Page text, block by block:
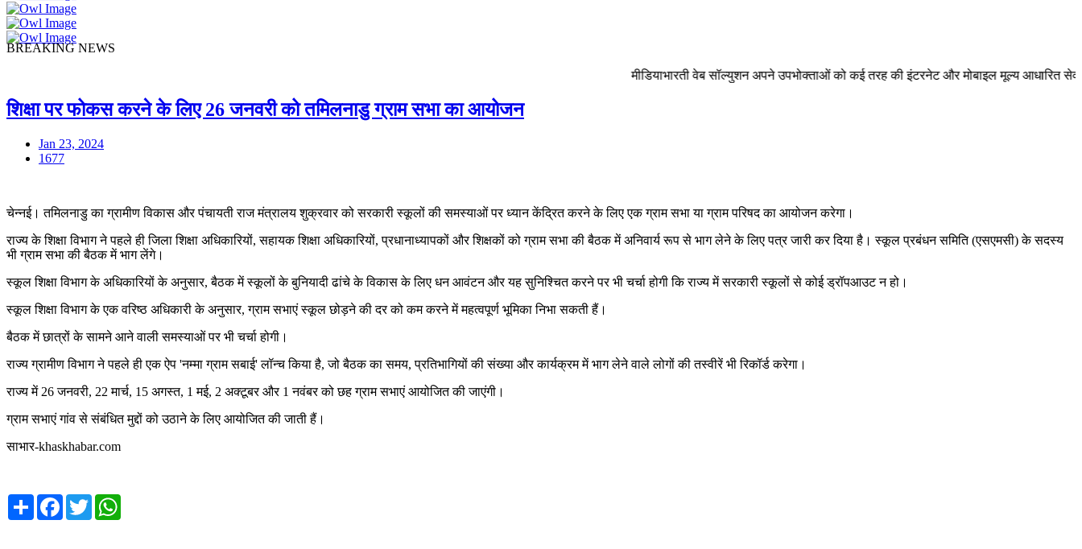
BREAKING NEWS
मीडियाभारती वेब सॉल्युशन अपने उपभोक्ताओं को कई तरह की इंटरनेट और मोबाइल मूल्य आधारित सेवाएं मुहैया
शिक्षा पर फोकस करने के लिए 26 जनवरी को तमिलनाडु ग्राम सभा का आयोजन
Jan 23, 2024
1677
चेन्नई। तमिलनाडु का ग्रामीण विकास और पंचायती राज मंत्रालय शुक्रवार को सरकारी स्कूलों की समस्याओं पर ध्यान केंद्रित करने के लिए एक ग्राम सभा या ग्राम परिषद का आयोजन करेगा।
राज्य के शिक्षा विभाग ने पहले ही जिला शिक्षा अधिकारियों, सहायक शिक्षा अधिकारियों, प्रधानाध्यापकों और शिक्षकों को ग्राम सभा की बैठक में अनिवार्य रूप से भाग लेने के लिए पत्र जारी कर दिया है। स्कूल प्रबंधन समिति (एसएमसी) के सदस्य
भी ग्राम सभा की बैठक में भाग लेंगे।
स्कूल शिक्षा विभाग के अधिकारियों के अनुसार, बैठक में स्कूलों के बुनियादी ढांचे के विकास के लिए धन आवंटन और यह सुनिश्चित करने पर भी चर्चा होगी कि राज्य में सरकारी स्कूलों से कोई ड्रॉपआउट न हो।
स्कूल शिक्षा विभाग के एक वरिष्ठ अधिकारी के अनुसार, ग्राम सभाएं स्कूल छोड़ने की दर को कम करने में महत्वपूर्ण भूमिका निभा सकती हैं।
बैठक में छात्रों के सामने आने वाली समस्याओं पर भी चर्चा होगी।
राज्य ग्रामीण विभाग ने पहले ही एक ऐप 'नम्मा ग्राम सबाई' लॉन्च किया है, जो बैठक का समय, प्रतिभागियों की संख्या और कार्यक्रम में भाग लेने वाले लोगों की तस्वीरें भी रिकॉर्ड करेगा।
राज्य में 26 जनवरी, 22 मार्च, 15 अगस्त, 1 मई, 2 अक्टूबर और 1 नवंबर को छह ग्राम सभाएं आयोजित की जाएंगी।
ग्राम सभाएं गांव से संबंधित मुद्दों को उठाने के लिए आयोजित की जाती हैं।
साभार-khaskhabar.com
Share Facebook
Twitter